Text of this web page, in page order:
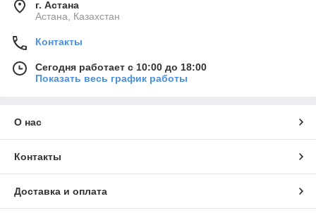
г. Астана
Астана, Казахстан
Контакты
Сегодня работает с 10:00 до 18:00
Показать весь график работы
О нас
Контакты
Доставка и оплата